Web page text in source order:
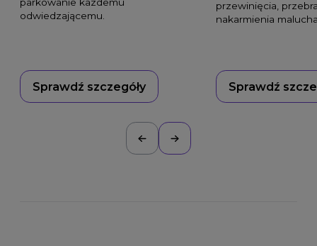
parkowanie każdemu
odwiedzającemu.
Sprawdź szczegóły
przewinięcia,
nakarmienia
Sprawdź